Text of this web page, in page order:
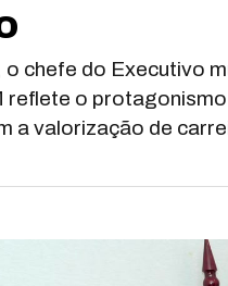
chefe do Executivo
reflete o
a valorização de